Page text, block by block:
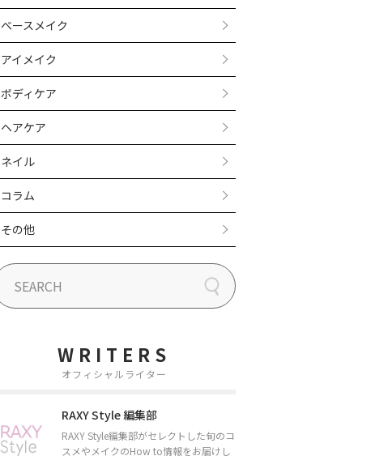
ベースメイク
アイメイク
ボディケア
ヘアケア
ネイル
コラム
その他
WRITERS
オフィシャルライター
RAXY Style 編集部
RAXY Style編集部がセレクトした旬のコ
スメやメイクのHow to情報をお届けし